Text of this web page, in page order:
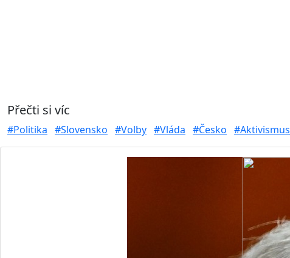
Přečti si víc
#Politika #Slovensko #Volby #Vláda #Česko #Aktivismus